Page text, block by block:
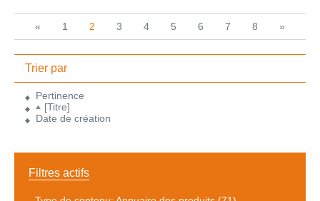
« 1 2 3 4 5 6 7 8 »
Trier par
Pertinence
[Titre]
Date de création
Filtres actifs